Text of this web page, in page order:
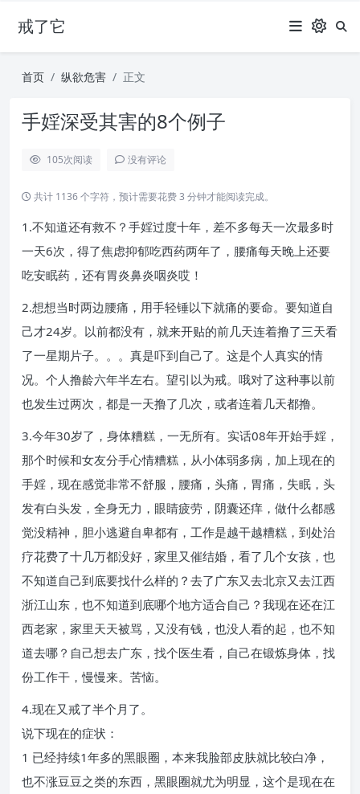
戒了它
首页 纵欲危害 正文
手婬深受其害的8个例子
105次阅读 没有评论
共计 1136 个字符，预计需要花费 3 分钟才能阅读完成。
1.不知道还有救不？手婬过度十年，差不多每天一次最多时
一天6次，得了焦虑抑郁吃西药两年了，腰痛每天晚上还要
吃安眠药，还有胃炎鼻炎咽炎哎！
2.想想当时两边腰痛，用手轻锤以下就痛的要命。要知道自
己才24岁。以前都没有，就来开贴的前几天连着撸了三天看
了一星期片子。。。真是吓到自己了。这是个人真实的情
况。个人撸龄六年半左右。望引以为戒。哦对了这种事以前
也发生过两次，都是一天撸了几次，或者连着几天都撸。
3.今年30岁了，身体糟糕，一无所有。实话08年开始手婬，
那个时候和女友分手心情糟糕，从小体弱多病，加上现在的
手婬，现在感觉非常不舒服，腰痛，头痛，胃痛，失眠，头
发有白头发，全身无力，眼睛疲劳，阴囊还痒，做什么都感
觉没精神，胆小逃避自卑都有，工作是越干越糟糕，到处治
疗花费了十几万都没好，家里又催结婚，看了几个女孩，也
不知道自己到底要找什么样的？去了广东又去北京又去江西
浙江山东，也不知道到底哪个地方适合自己？我现在还在江
西老家，家里天天被骂，又没有钱，也没人看的起，也不知
道去哪？自己想去广东，找个医生看，自己在锻炼身体，找
份工作干，慢慢来。苦恼。
4.现在又戒了半个月了。
说下现在的症状：
1 已经持续1年多的黑眼圈，本来我脸部皮肤就比较白净，
也不涨豆豆之类的东西，黑眼圈就尤为明显，这个是现在在